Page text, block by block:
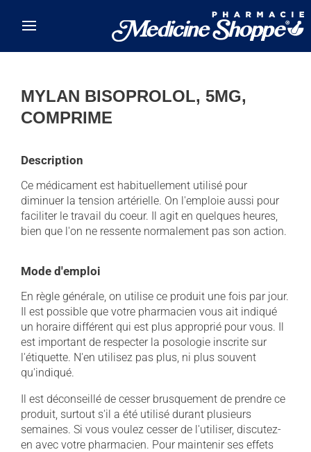
MYLAN BISOPROLOL, 5MG,
COMPRIME
Description
Ce médicament est habituellement utilisé pour
diminuer la tension artérielle. On l'emploie aussi pour
faciliter le travail du coeur. Il agit en quelques heures,
bien que l'on ne ressente normalement pas son action.
Mode d'emploi
En règle générale, on utilise ce produit une fois par jour.
Il est possible que votre pharmacien vous ait indiqué
un horaire différent qui est plus approprié pour vous. Il
est important de respecter la posologie inscrite sur
l'étiquette. N'en utilisez pas plus, ni plus souvent
qu'indiqué.
Il est déconseillé de cesser brusquement de prendre ce
produit, surtout s'il a été utilisé durant plusieurs
semaines. Si vous voulez cesser de l'utiliser, discutez-
en avec votre pharmacien. Pour maintenir ses effets